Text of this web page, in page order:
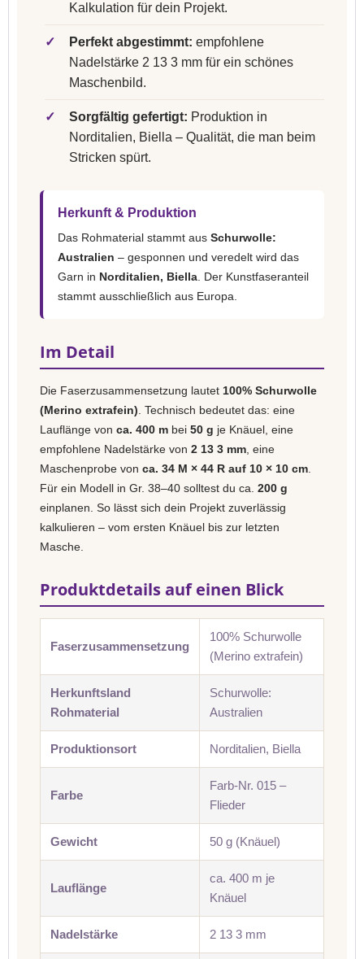
Kalkulation für dein Projekt.
✓ Perfekt abgestimmt: empfohlene
Nadelstärke 2 13 3 mm für ein schönes
Maschenbild.
✓ Sorgfältig gefertigt: Produktion in
Norditalien, Biella – Qualität, die man beim
Stricken spürt.
Herkunft & Produktion
Das Rohmaterial stammt aus Schurwolle:
Australien – gesponnen und veredelt wird das
Garn in Norditalien, Biella . Der Kunstfaseranteil
stammt ausschließlich aus Europa.
Im Detail
Die Faserzusammensetzung lautet 100% Schurwolle
(Merino extrafein) . Technisch bedeutet das: eine
Lauflänge von ca. 400 m bei 50 g je Knäuel, eine
empfohlene Nadelstärke von 2 13 3 mm , eine
Maschenprobe von ca. 34 M × 44 R auf 10 × 10 cm
Für ein Modell in Gr. 38–40 solltest du ca. 200 g
einplanen. So lässt sich dein Projekt zuverlässig
kalkulieren – vom ersten Knäuel bis zur letzten
Masche.
Produktdetails auf einen Blick
Faserzusammensetzung
100% Schurwolle
(Merino extrafein)
Herkunftsland
Rohmaterial
Schurwolle:
Australien
Produktionsort Norditalien, Biella
Farbe
Farb-Nr. 015 –
Flieder
Gewicht 50 g (Knäuel)
Lauflänge
ca. 400 m je
Knäuel
Nadelstärke 2 13 3 mm